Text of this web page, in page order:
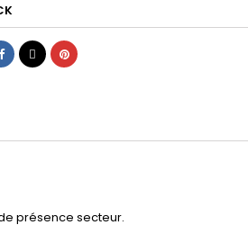
PartagerTweetPinterest
présence secteur.